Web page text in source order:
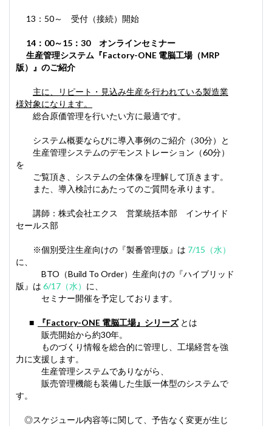
13：50～ 受付（接続）開始
14：00～15：30 オンラインセミナー
生産管理システム 『Factory-ONE 電脳工場（MRP
版）』のご紹介
主に、リピート・見込み生産を行われている製造業
様対象になります。
総合原価管理を行いたい方に最適です。
システム概要ならびに導入事例のご紹介（30分）と
生産管理システムのデモンストレーション（60分）
を
ご覧頂き、システムの全体像を理解して頂きます。
また、導入検討にあたってのご質問を承ります。
講師：株式会社エクス 営業統括本部 インサイド
セールス部
※個別受注生産向けの『製番管理版』は 7/15（水）
に、
BTO（Build To Order）生産向けの『ハイブリッド
版』は 6/17（水） に、
セミナー開催を予定しております。
■ 『Factory-ONE 電脳工場』シリーズとは
販売開始から約30年。
ものづくり情報を総合的に管理し、工場経営を強
力に支援します。
生産管理システムでありながら、
販売管理機能も装備した生販一体型のシステムで
す。
◎スケジュール内容等に関して、予告なく変更が生じ